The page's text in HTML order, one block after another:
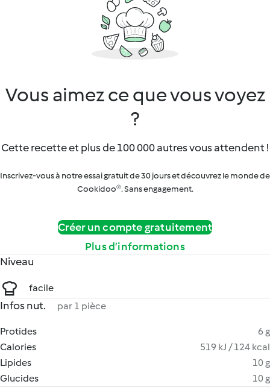
Vous aimez ce que vous voyez
?
Cette recette et plus de 100 000 autres vous attendent !
Inscrivez-vous à notre essai gratuit de 30 jours et découvrez le monde de
Cookidoo®. Sans engagement.
Créer un compte gratuitement
Plus d’informations
Niveau
facile
Infos nut. par 1 pièce
Protides
6 g
Calories
519 kJ / 124 kcal
Lipides
10 g
Glucides
10 g